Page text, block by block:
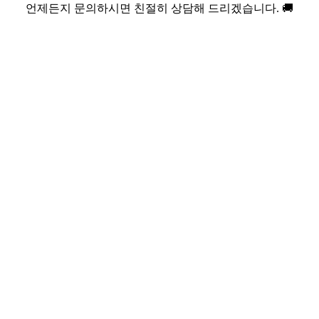
언제든지 문의하시면 친절히 상담해 드리겠습니다. 🚚